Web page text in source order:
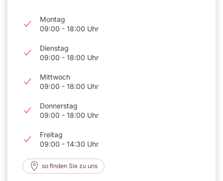
Montag
09:00 - 18:00 Uhr
Dienstag
09:00 - 18:00 Uhr
Mittwoch
09:00 - 18:00 Uhr
Donnerstag
09:00 - 18:00 Uhr
Freitag
09:00 - 14:30 Uhr
so finden Sie zu uns